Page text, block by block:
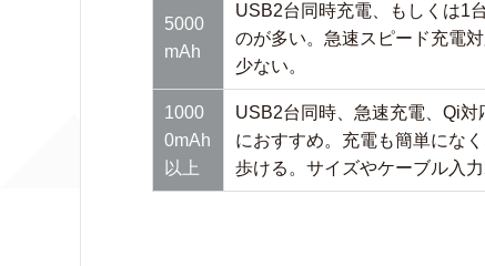
5000
mAh
USB2台同時充電、もしくは1
のが多い。急速スピード充電
少ない。
1000
0mAh
以上
USB2台同時、急速充電、Qi
におすすめ。充電も簡単にな
歩ける。サイズやケーブル入